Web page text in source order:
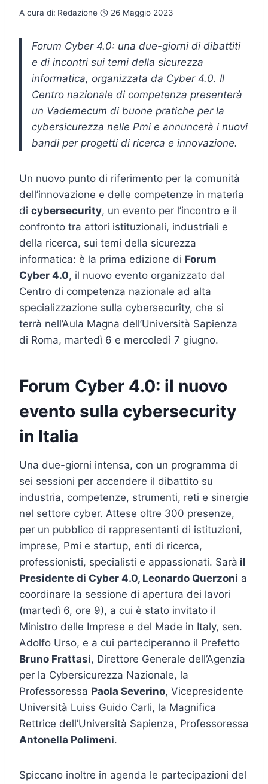
A cura di: Redazione 26 Maggio 2023
Forum Cyber 4.0: una due-giorni di dibattiti
e di incontri sui temi della sicurezza
informatica, organizzata da Cyber 4.0. Il
Centro nazionale di competenza presenterà
un Vademecum di buone pratiche per la
cybersicurezza nelle Pmi e annuncerà i nuovi
bandi per progetti di ricerca e innovazione.
Un nuovo punto di riferimento per la comunità
dell’innovazione e delle competenze in materia
di cybersecurity, un evento per l’incontro e il
confronto tra attori istituzionali, industriali e
della ricerca, sui temi della sicurezza
informatica: è la prima edizione di Forum
Cyber 4.0, il nuovo evento organizzato dal
Centro di competenza nazionale ad alta
specializzazione sulla cybersecurity, che si
terrà nell’Aula Magna dell’Università Sapienza
di Roma, martedì 6 e mercoledì 7 giugno.
Forum Cyber 4.0: il nuovo
evento sulla cybersecurity
in Italia
Una due-giorni intensa, con un programma di
sei sessioni per accendere il dibattito su
industria, competenze, strumenti, reti e sinergie
nel settore cyber. Attese oltre 300 presenze,
per un pubblico di rappresentanti di istituzioni,
imprese, Pmi e startup, enti di ricerca,
professionisti, specialisti e appassionati. Sarà il
Presidente di Cyber 4.0, Leonardo Querzoni a
coordinare la sessione di apertura dei lavori
(martedì 6, ore 9), a cui è stato invitato il
Ministro delle Imprese e del Made in Italy, sen.
Adolfo Urso, e a cui parteciperanno il Prefetto
Bruno Frattasi, Direttore Generale dell’Agenzia
per la Cybersicurezza Nazionale, la
Professoressa Paola Severino, Vicepresidente
Università Luiss Guido Carli, la Magnifica
Rettrice dell’Università Sapienza, Professoressa
Antonella Polimeni.
Spiccano inoltre in agenda le partecipazioni del